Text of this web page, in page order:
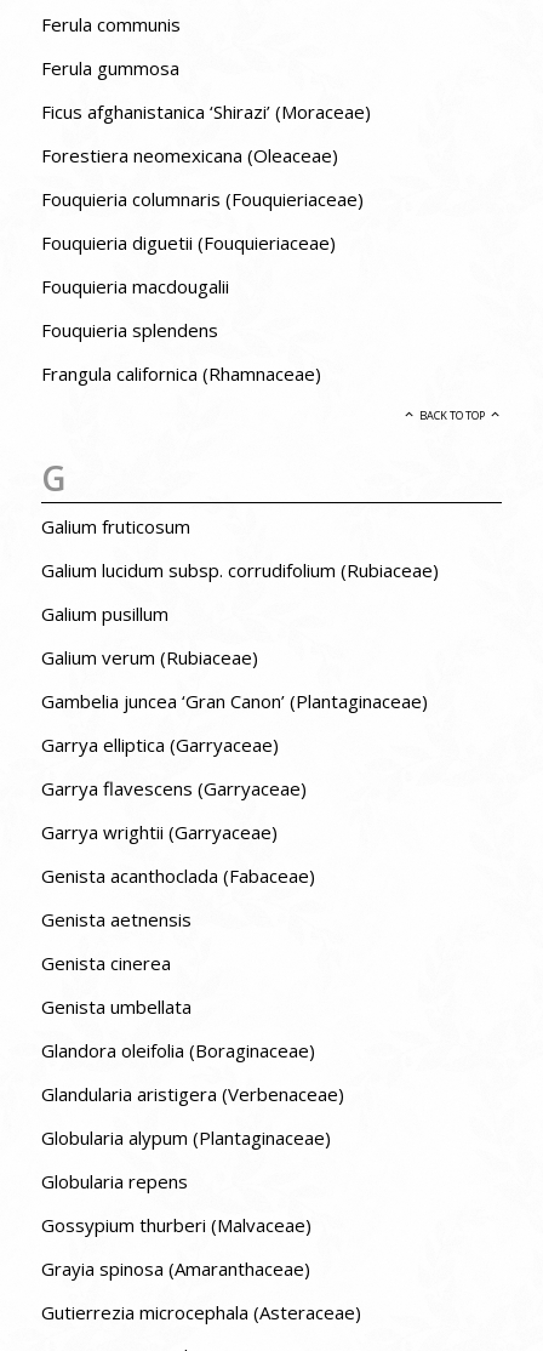
Ferula communis
Ferula gummosa
Ficus afghanistanica ‘Shirazi’ (Moraceae)
Forestiera neomexicana (Oleaceae)
Fouquieria columnaris (Fouquieriaceae)
Fouquieria diguetii (Fouquieriaceae)
Fouquieria macdougalii
Fouquieria splendens
Frangula californica (Rhamnaceae)
BACK TO TOP
G
Galium fruticosum
Galium lucidum subsp. corrudifolium (Rubiaceae)
Galium pusillum
Galium verum (Rubiaceae)
Gambelia juncea ‘Gran Canon’ (Plantaginaceae)
Garrya elliptica (Garryaceae)
Garrya flavescens (Garryaceae)
Garrya wrightii (Garryaceae)
Genista acanthoclada (Fabaceae)
Genista aetnensis
Genista cinerea
Genista umbellata
Glandora oleifolia (Boraginaceae)
Glandularia aristigera (Verbenaceae)
Globularia alypum (Plantaginaceae)
Globularia repens
Gossypium thurberi (Malvaceae)
Grayia spinosa (Amaranthaceae)
Gutierrezia microcephala (Asteraceae)